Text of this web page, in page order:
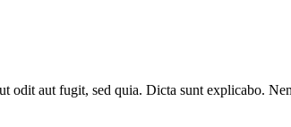
odit aut fugit, sed quia. Dicta sunt explicabo.